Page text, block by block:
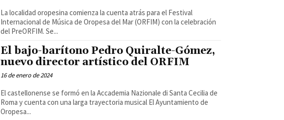
La localidad oropesina comienza la cuenta atrás para el Festival
Internacional de Música de Oropesa del Mar (ORFIM) con la celebración
del PreORFIM. Se...
El bajo-barítono Pedro Quiralte-Gómez,
nuevo director artístico del ORFIM
16 de enero de 2024
El castellonense se formó en la Accademia Nazionale di Santa Cecilia de
Roma y cuenta con una larga trayectoria musical El Ayuntamiento de
Oropesa...